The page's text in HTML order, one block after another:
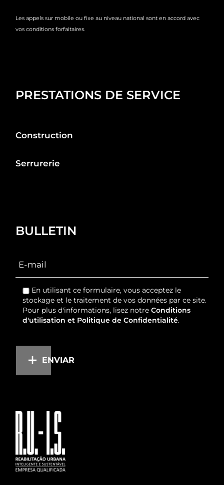
Les appels sur mobile ou fixe au niveau national sont en accord avec
vos conditions forfaitaires.
PRESTATIONS DE SERVICE
Construction
Serrurerie
BULLETIN
En utilisant ce formulaire, vous acceptez le
stockage et le traitement de vos données par ce site.
Pour plus d'informations, lisez notreConditions
d'utilisation et Politique de Confidentialité.
ENVIAR